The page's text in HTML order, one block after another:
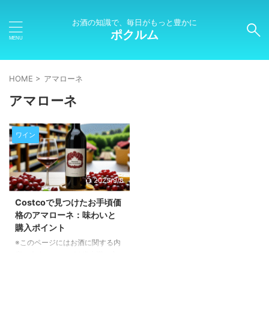
お酒の知識で、毎日がもっと豊かに
ポクルム
HOME > アマローネ
アマローネ
ワイン
2025/9/8
Costcoで見つけたお手頃価
格のアマローネ：味わいと
購入ポイント
※このページにはお酒に関する内